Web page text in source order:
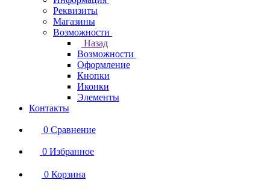
Реквизиты
Магазины
Возможности
Назад
Возможности
Оформление
Кнопки
Иконки
Элементы
Контакты
0 Сравнение
0 Избранное
0 Корзина